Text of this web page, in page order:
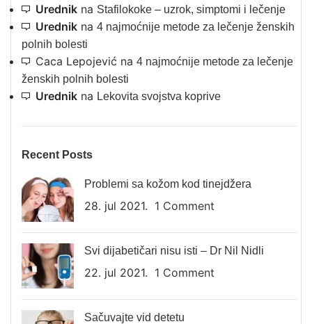
Urednik na Stafilokoke – uzrok, simptomi i lečenje
Urednik na 4 najmoćnije metode za lečenje ženskih
polnih bolesti
Caca Lepojević na 4 najmoćnije metode za lečenje
ženskih polnih bolesti
Urednik na Lekovita svojstva koprive
Recent Posts
Problemi sa kožom kod tinejdžera
28. jul 2021. 1 Comment
Svi dijabetičari nisu isti – Dr Nil Nidli
22. jul 2021. 1 Comment
Sačuvajte vid detetu